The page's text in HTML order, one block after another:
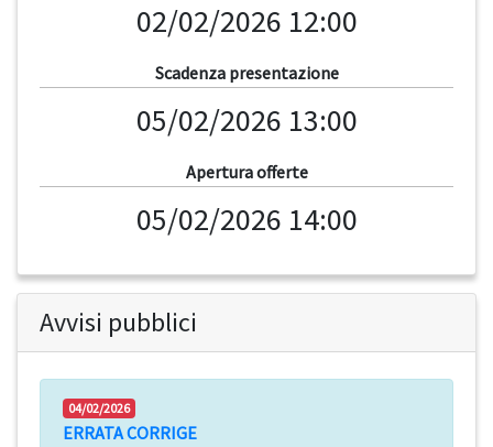
02/02/2026 12:00
Scadenza presentazione
05/02/2026 13:00
Apertura offerte
05/02/2026 14:00
Avvisi pubblici
04/02/2026
ERRATA CORRIGE